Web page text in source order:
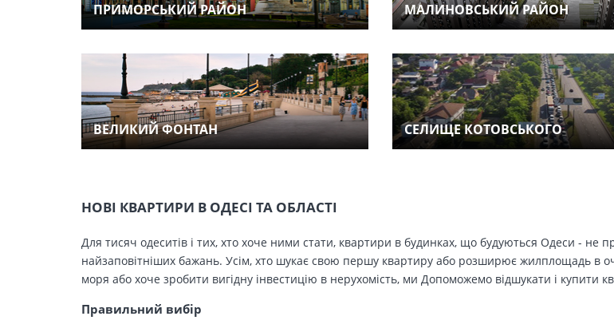
ПРИМОРСЬКИЙ РАЙОН МАЛИНОВСЬКИЙ РАЙОН
ВЕЛИКИЙ ФОНТАН СЕЛИЩЕ КОТОВСЬКОГО
НОВІ КВАРТИРИ В ОДЕСІ ТА ОБЛАСТІ
Для тисяч одеситів і тих, хто хоче ними стати, квартири в будинках, що будуються Одеси - не
найзаповітніших бажань. Усім, хто шукає свою першу квартиру або розширює жилплощадь в
моря або хоче зробити вигідну інвестицію в нерухомість, ми Допоможемо відшукати і купити
Правильний вибір